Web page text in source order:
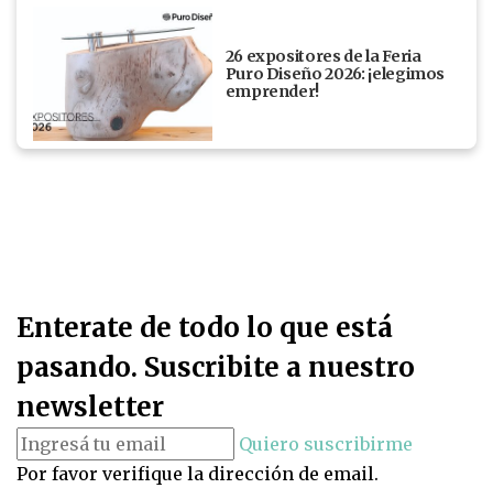
26 expositores de la Feria
Puro Diseño 2026: ¡elegimos
emprender!
Enterate de todo lo que está
pasando. Suscribite a nuestro
newsletter
Quiero suscribirme
Por favor verifique la dirección de email.